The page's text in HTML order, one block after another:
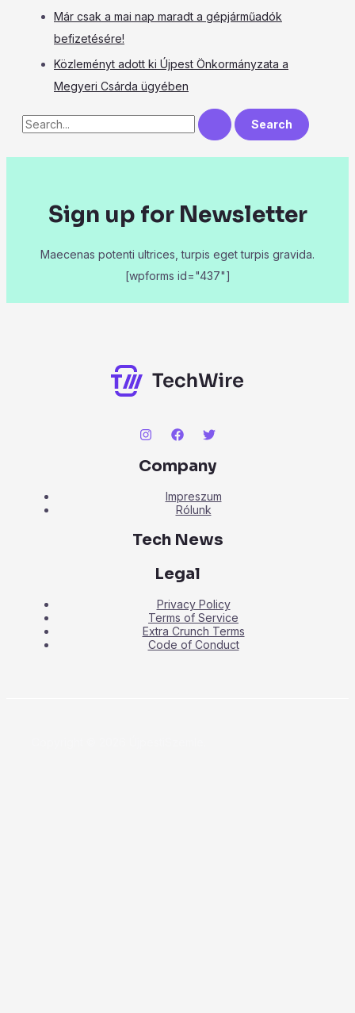
Már csak a mai nap maradt a gépjárműadók
befizetésére!
Közleményt adott ki Újpest Önkormányzata a
Megyeri Csárda ügyében
Sign up for Newsletter
Maecenas potenti ultrices, turpis eget turpis gravida.
[wpforms id="437"]
Company
Impreszum
Rólunk
Tech News
Legal
Privacy Policy
Terms of Service
Extra Crunch Terms
Code of Conduct